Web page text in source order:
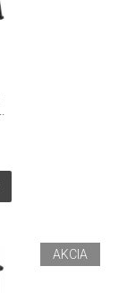
AKCIA